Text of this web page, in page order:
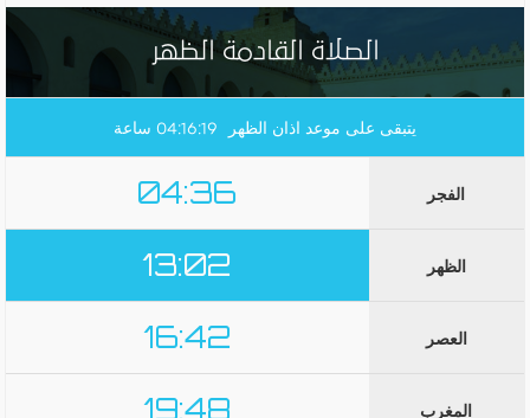
الصلاة القادمة الظهر
يتبقى على موعد اذان الظهر 04:16:18 ساعة
الفجر
الظهر
العصر
المغرب
04:36
13:02
16:42
19:48